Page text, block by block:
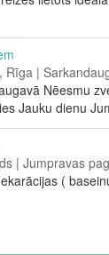
Rīga |
Nēesmu
Jauku dienu
| Jumpravas
(